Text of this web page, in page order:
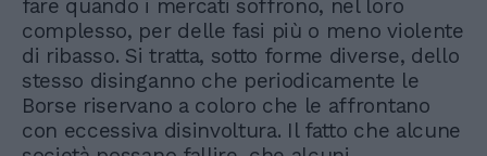
fare quando i mercati soffrono, nel loro
complesso, per delle fasi più o meno violente
di ribasso. Si tratta, sotto forme diverse, dello
stesso disinganno che periodicamente le
Borse riservano a coloro che le affrontano
con eccessiva disinvoltura. Il fatto che alcune